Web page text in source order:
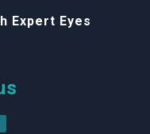
Expert Eyes